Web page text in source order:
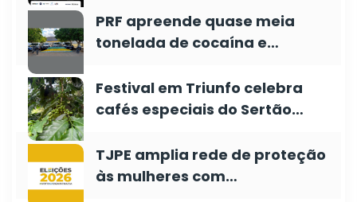
PRF apreende quase meia
tonelada de cocaína e…
Festival em Triunfo celebra
cafés especiais do Sertão…
TJPE amplia rede de proteção
às mulheres com…